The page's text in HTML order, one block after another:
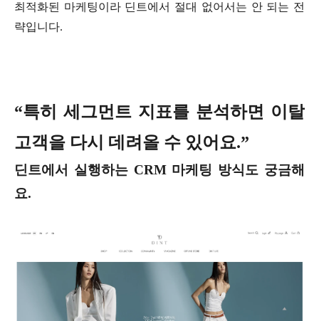
최적화된 마케팅이라 딘트에서 절대 없어서는 안 되는 전
략입니다.
“특히 세그먼트 지표를 분석하면 이탈
고객을 다시 데려올 수 있어요.”
딘트에서 실행하는 CRM 마케팅 방식도 궁금해
요.